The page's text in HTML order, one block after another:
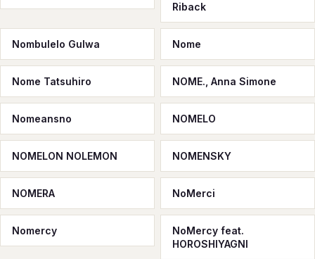
Riback
Nombulelo Gulwa Nome
Nome Tatsuhiro NOME., Anna Simone
Nomeansno NOMELO
NOMELON NOLEMON NOMENSKY
NOMERA NoMerci
Nomercy
NoMercy feat.
HOROSHIYAGNI